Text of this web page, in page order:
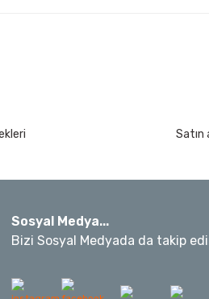
17 Parça
50Mt
Satın
Sosyal Medya...
Bizi Sosyal Medyada da takip